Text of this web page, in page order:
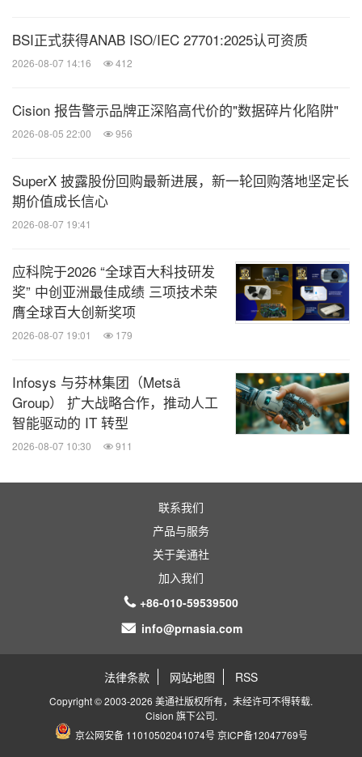
BSI正式获得ANAB ISO/IEC 27701:2025认可资质
2026-08-07 14:16 412
Cision 报告警示品牌正深陷高代价的"数据碎片化陷阱"
2026-08-05 22:00 956
SuperX 披露股份回购最新进展，新一轮回购落地坚定长
期价值成长信心
2026-08-07 19:41
应科院于2026 “全球百大科技研发
奖” 中创亚洲最佳成绩 三项技术荣
膺全球百大创新奖项
2026-08-07 19:01 179
Infosys 与芬林集团（Metsä
Group） 扩大战略合作，推动人工
智能驱动的 IT 转型
2026-08-07 10:30 911
联系我们
产品与服务
关于美通社
加入我们
+86-010-59539500
info@prnasia.com
法律条款 网站地图 RSS
Copyright © 2003-2026 美通社版权所有，未经许可不得转载.
Cision 旗下公司.
京公网安备 11010502041074号 京ICP备12047769号